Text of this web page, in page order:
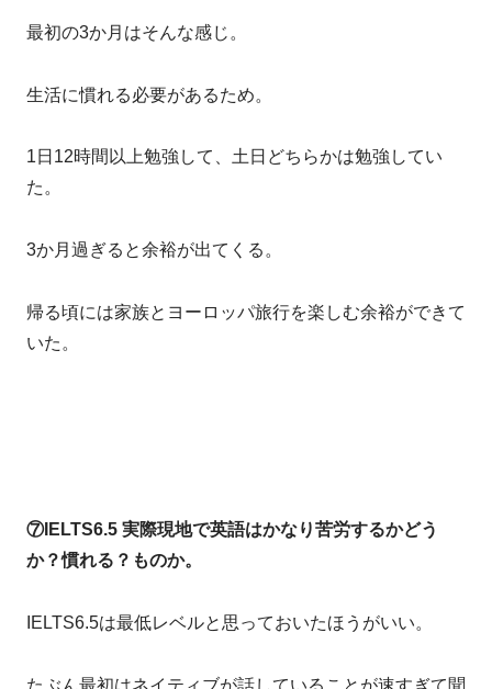
最初の3か月はそんな感じ。
生活に慣れる必要があるため。
1日12時間以上勉強して、土日どちらかは勉強してい
た。
3か月過ぎると余裕が出てくる。
帰る頃には家族とヨーロッパ旅行を楽しむ余裕ができて
いた。
⑦IELTS6.5 実際現地で英語はかなり苦労するかどう
か？慣れる？ものか。
IELTS6.5は最低レベルと思っておいたほうがいい。
たぶん最初はネイティブが話していることが速すぎて聞